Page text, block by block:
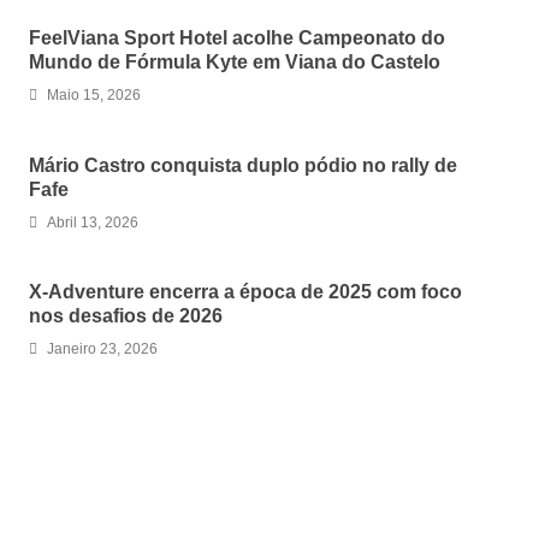
FeelViana Sport Hotel acolhe Campeonato do
Mundo de Fórmula Kyte em Viana do Castelo
Maio 15, 2026
Mário Castro conquista duplo pódio no rally de
Fafe
Abril 13, 2026
X-Adventure encerra a época de 2025 com foco
nos desafios de 2026
Janeiro 23, 2026